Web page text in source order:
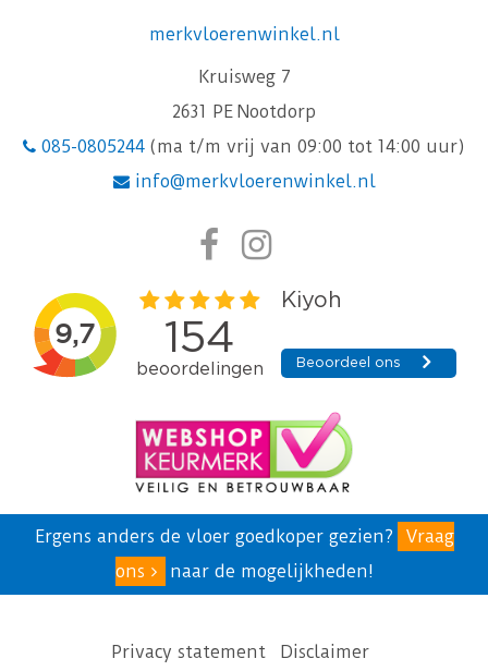
merkvloerenwinkel.nl
Kruisweg 7
2631 PE Nootdorp
085-0805244 (ma t/m vrij van 09:00 tot 14:00 uur)
info@merkvloerenwinkel.nl
Ergens anders de vloer goedkoper gezien?
Vraag
ons
naar de mogelijkheden!
Privacy statement
Disclaimer